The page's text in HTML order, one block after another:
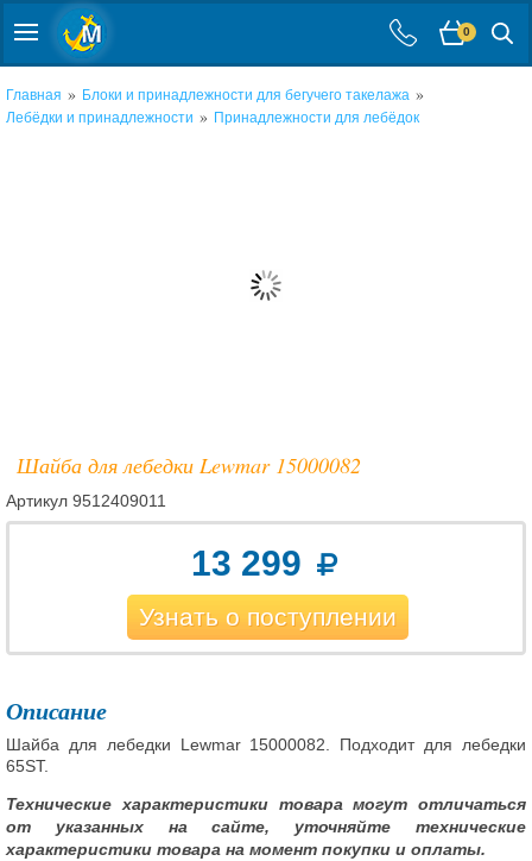
0
Главная » Блоки и принадлежности для бегучего такелажа »
Лебёдки и принадлежности » Принадлежности для лебёдок
Шайба для лебедки Lewmar 15000082
Артикул 9512409011
13 299
Узнать о поступлении
Описание
Шайба для лебедки Lewmar 15000082. Подходит для лебедки
65ST.
Технические характеристики товара могут отличаться
от указанных на сайте, уточняйте технические
характеристики товара на момент покупки и оплаты.